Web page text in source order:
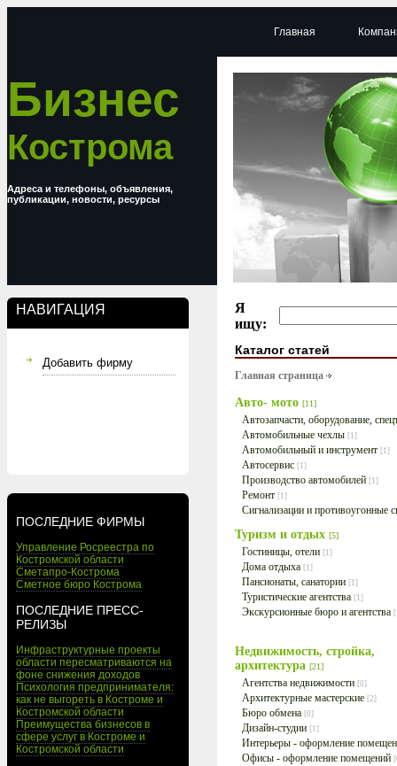
Бизнес
Кострома
Адреса и телефоны, объявления,
публикации, новости, ресурсы
НАВИГАЦИЯ
Добавить фирму
ПОСЛЕДНИЕ ФИРМЫ
Управление Росреестра по
Костромской области
Сметапро-Кострома
Сметное бюро Кострома
ПОСЛЕДНИЕ ПРЕСС-
РЕЛИЗЫ
Инфраструктурные проекты
области пересматриваются на
фоне снижения доходов
Психология предпринимателя:
как не выгореть в Костроме и
Костромской области
Преимущества бизнесов в
сфере услуг в Костроме и
Костромской области
Главная
Я
ищу:
Каталог статей
Главная страница
Авто- мото [11]
Автозапчасти, оборудование,
Автомобильные чехлы [1]
Автомобильный и инструмент [1]
Автосервис [1]
Производство автомобилей [1]
Ремонт [1]
Сигнализации и противоугонные
Туризм и отдых [5]
Гостиницы, отели [1]
Дома отдыха [1]
Пансионаты, санатории [1]
Туристические агентства [1]
Экскурсионные бюро и агентства
Недвижимость, стройка,
архитектура [21]
Агентства недвижимости [0]
Архитектурные мастерские [2]
Бюро обмена [0]
Дизайн-студии [1]
Интерьеры - оформление
Офисы - оформление помещений